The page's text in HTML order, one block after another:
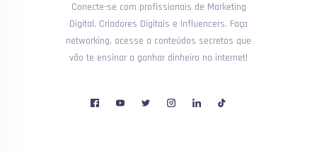
Conecte-se com profissionais de Marketing
Digital, Criadores Digitais e Influencers. Faça
networking, acesse a conteúdos secretos que
vão te ensinar a ganhar dinheiro na internet!